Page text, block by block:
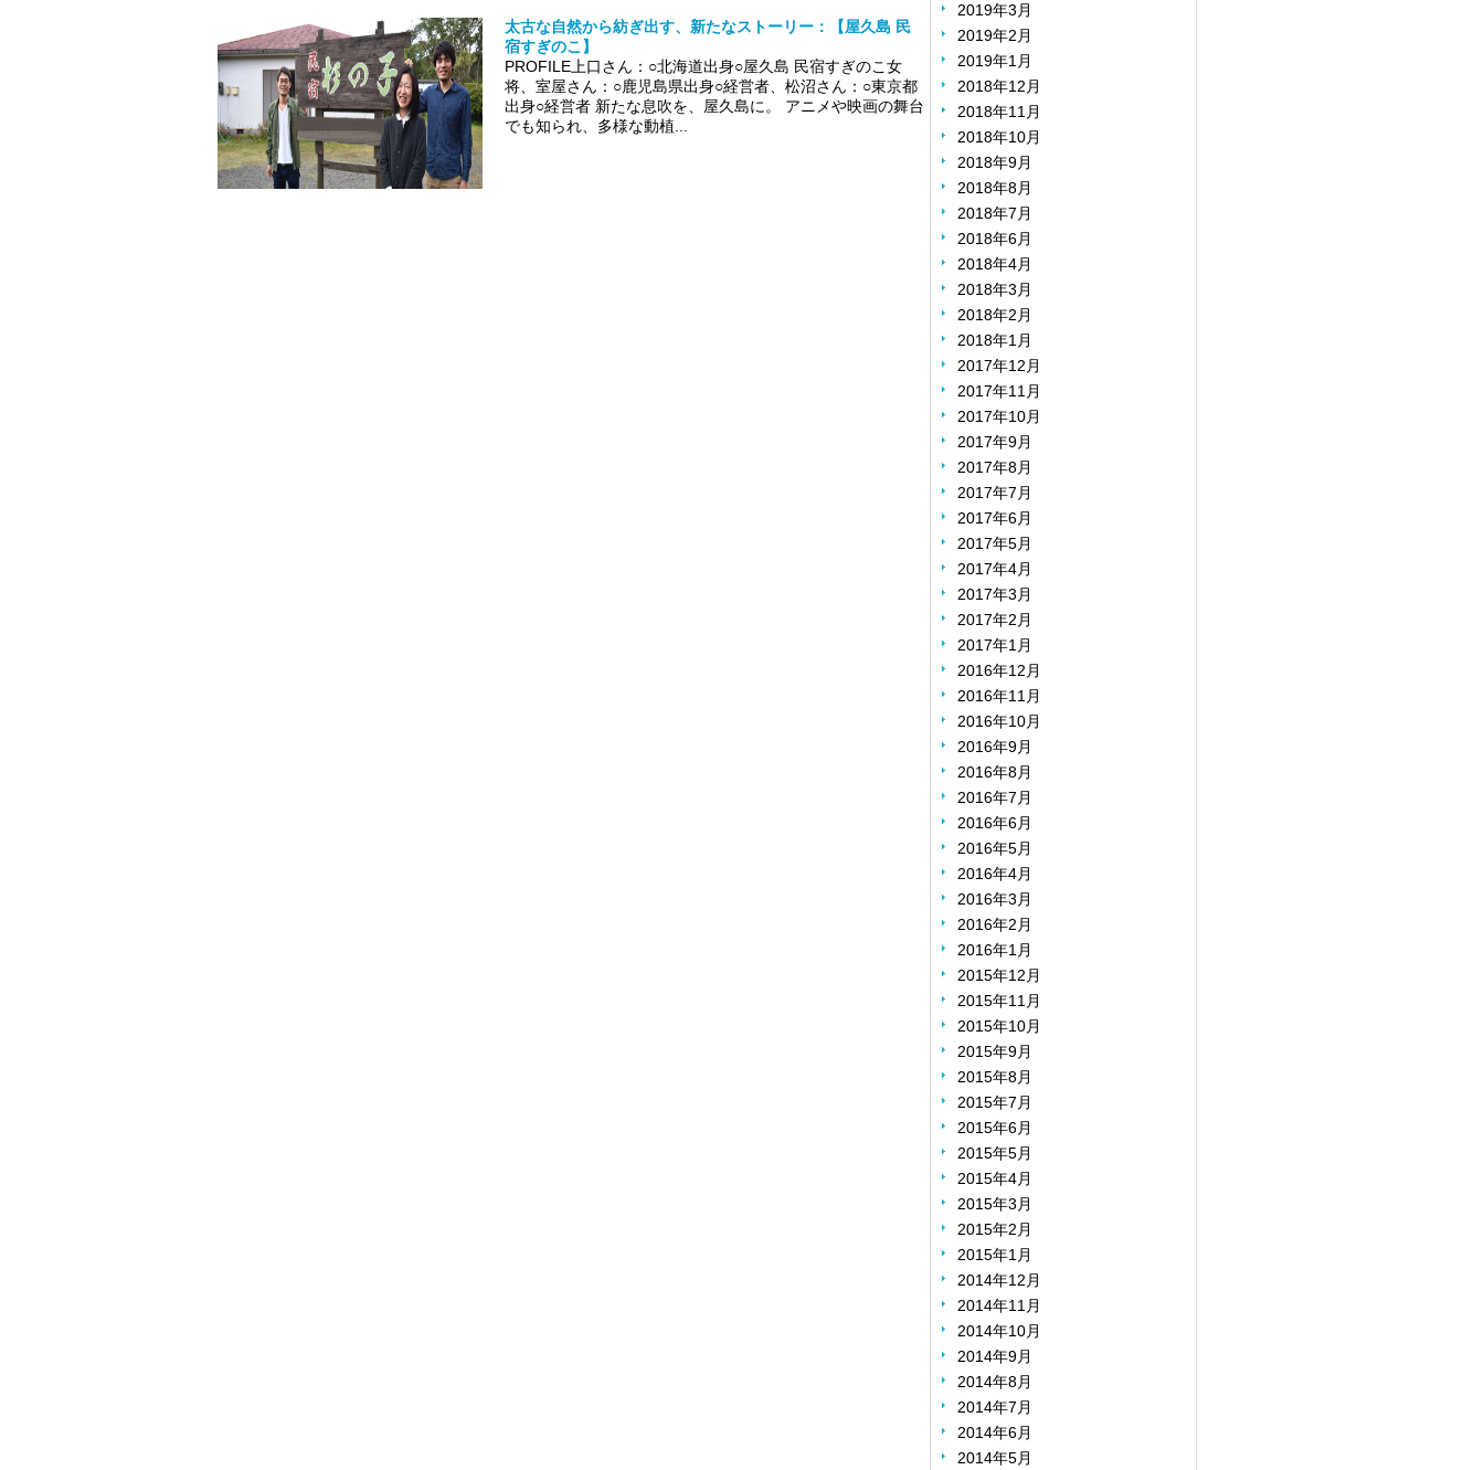
太古な自然から紡ぎ出す、新たなストーリー：【屋久島 民
宿すぎのこ】
PROFILE上口さん：○北海道出身○屋久島 民宿すぎのこ女
将、室屋さん：○鹿児島県出身○経営者、松沼さん：○東京都
出身○経営者 新たな息吹を、屋久島に。 アニメや映画の舞台
でも知られ、多様な動植...
2019年3月
2019年2月
2019年1月
2018年12月
2018年11月
2018年10月
2018年9月
2018年8月
2018年7月
2018年6月
2018年4月
2018年3月
2018年2月
2018年1月
2017年12月
2017年11月
2017年10月
2017年9月
2017年8月
2017年7月
2017年6月
2017年5月
2017年4月
2017年3月
2017年2月
2017年1月
2016年12月
2016年11月
2016年10月
2016年9月
2016年8月
2016年7月
2016年6月
2016年5月
2016年4月
2016年3月
2016年2月
2016年1月
2015年12月
2015年11月
2015年10月
2015年9月
2015年8月
2015年7月
2015年6月
2015年5月
2015年4月
2015年3月
2015年2月
2015年1月
2014年12月
2014年11月
2014年10月
2014年9月
2014年8月
2014年7月
2014年6月
2014年5月